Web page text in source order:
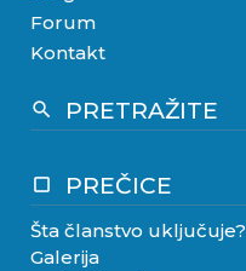
Forum
Kontakt
search PRETRAŽITE
crop_square PREČICE
Šta članstvo uključuje?
Galerija